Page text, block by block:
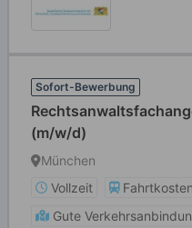
Sofort-Bewerbung
(m/w/d)
München
Vollzeit
Gute